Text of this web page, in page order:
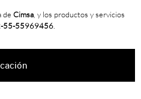
de Cimsa , y los productos y servicios
55-55969456